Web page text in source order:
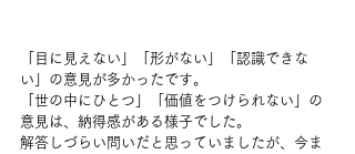
「目に見えない」「形がない」「認識できな
い」の意見が多かったです。
「世の中にひとつ」「価値をつけられない」の
意見は、納得感がある様子でした。
解答しづらい問いだと思っていましたが、今ま